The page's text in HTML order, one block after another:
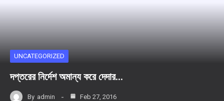
UNCATEGORIZED
দপ্তরের নির্দেশ অমান্য করে দেদার…
By admin Feb 27, 2016